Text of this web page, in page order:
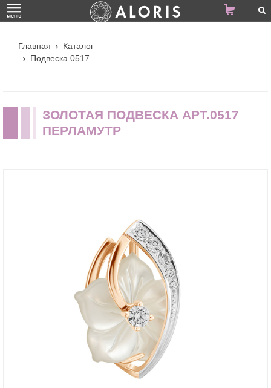
Главная
Каталог
Подвеска 0517
ЗОЛОТАЯ ПОДВЕСКА АРТ.0517
ПЕРЛАМУТР